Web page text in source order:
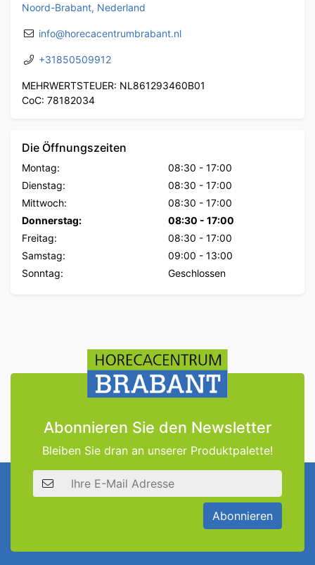
Noord-Brabant, Nederland
info@horecacentrumbrabant.nl
+31850509912
MEHRWERTSTEUER: NL861293460B01
CoC: 78182034
Die Öffnungszeiten
Montag: 08:30 - 17:00
Dienstag:
08:30 - 17:00
Mittwoch:
08:30 - 17:00
Donnerstag:
08:30 - 17:00
Freitag:
08:30 - 17:00
Samstag:
09:00 - 13:00
Sonntag:
Geschlossen
Abonnieren Sie den Newsletter
Bleiben Sie dran an unserer Produktpalette!
E-Mail Adresse
Abonnieren